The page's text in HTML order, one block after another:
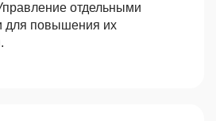
отдельными
для повышения их